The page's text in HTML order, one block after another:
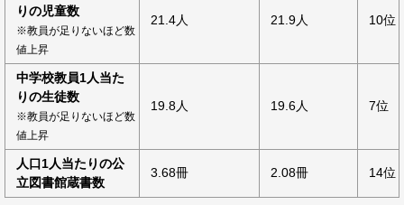
りの児童数
※教員が足りないほど数
値上昇
21.4人 21.9人 10位
中学校教員1人当た
りの生徒数
※教員が足りないほど数
値上昇
19.8人 19.6人 7位
人口1人当たりの公
立図書館蔵書数
3.68冊 2.08冊 14位